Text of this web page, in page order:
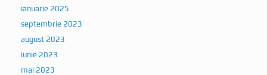
ianuarie 2025
septembrie 2023
august 2023
iunie 2023
mai 2023